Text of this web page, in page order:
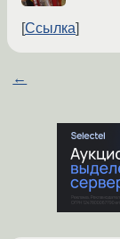
Ссылка
←